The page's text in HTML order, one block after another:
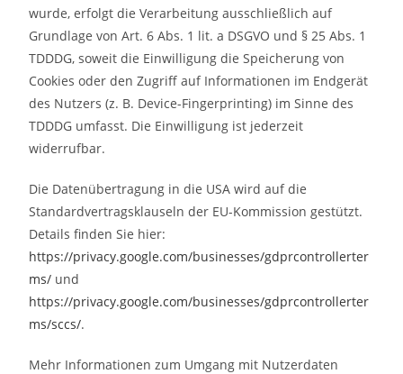
wurde, erfolgt die Verarbeitung ausschließlich auf
Grundlage von Art. 6 Abs. 1 lit. a DSGVO und § 25 Abs. 1
TDDDG, soweit die Einwilligung die Speicherung von
Cookies oder den Zugriff auf Informationen im Endgerät
des Nutzers (z. B. Device-Fingerprinting) im Sinne des
TDDDG umfasst. Die Einwilligung ist jederzeit
widerrufbar.
Die Datenübertragung in die USA wird auf die
Standardvertragsklauseln der EU-Kommission gestützt.
Details finden Sie hier:
https://privacy.google.com/businesses/gdprcontrollerter
ms/ und
https://privacy.google.com/businesses/gdprcontrollerter
ms/sccs/.
Mehr Informationen zum Umgang mit Nutzerdaten